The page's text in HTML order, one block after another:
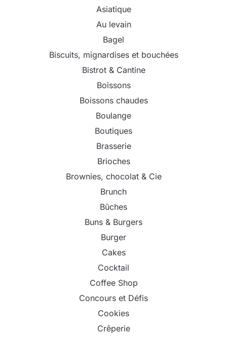
Asiatique
Au levain
Bagel
Biscuits, mignardises et bouchées
Bistrot & Cantine
Boissons
Boissons chaudes
Boulange
Boutiques
Brasserie
Brioches
Brownies, chocolat & Cie
Brunch
Bûches
Buns & Burgers
Burger
Cakes
Cocktail
Coffee Shop
Concours et Défis
Cookies
Crêperie